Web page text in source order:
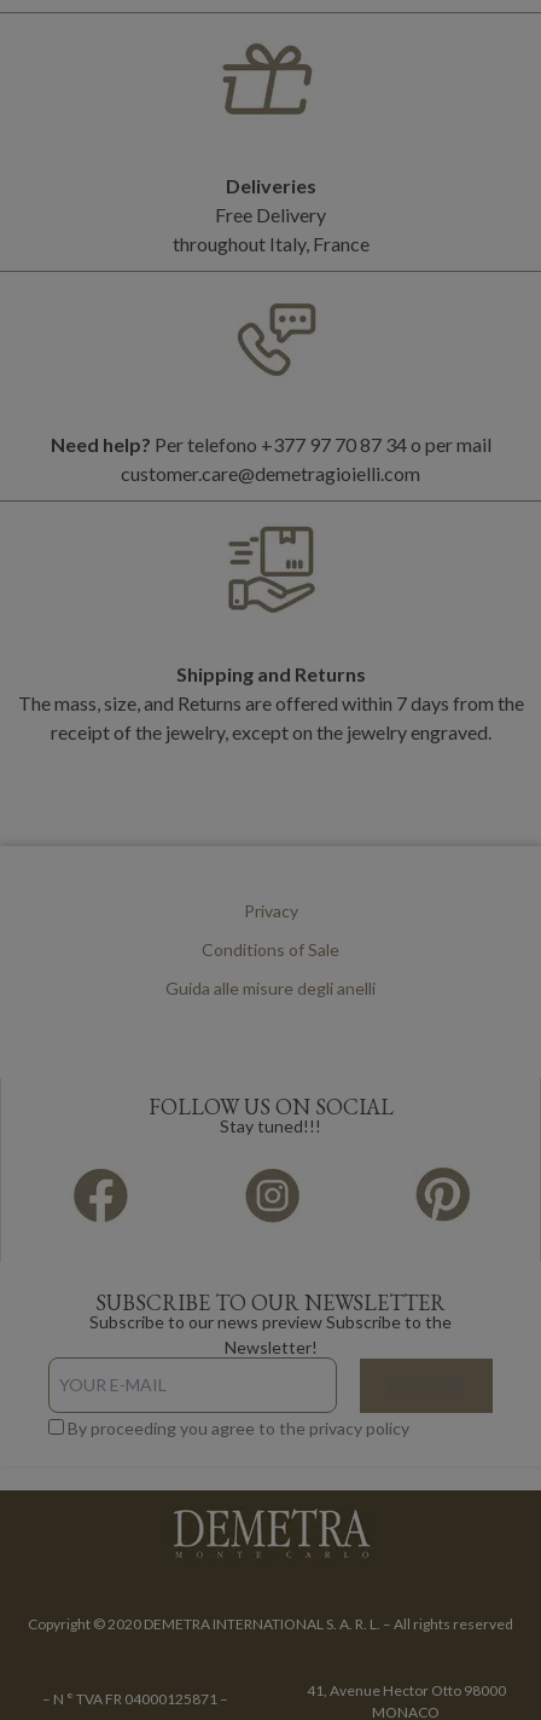
Deliveries
Free Delivery
throughout Italy, France
Need help? Per telefono +377 97 70 87 34 o per mail
customer.care@demetragioielli.com
Shipping and Returns
The mass, size, and Returns are offered within 7 days from the
receipt of the jewelry, except on the jewelry engraved.
Privacy
Conditions of Sale
Guida alle misure degli anelli
FOLLOW US ON SOCIAL
Stay tuned!!!
SUBSCRIBE TO OUR NEWSLETTER
Subscribe to our news preview Subscribe to the
Newsletter!
By proceeding you agree to the privacy policy
Copyright © 2020 DEMETRA INTERNATIONAL S. A. R. L. – All rights reserved
– N ° TVA FR 04000125871 –
41, Avenue Hector Otto 98000
MONACO